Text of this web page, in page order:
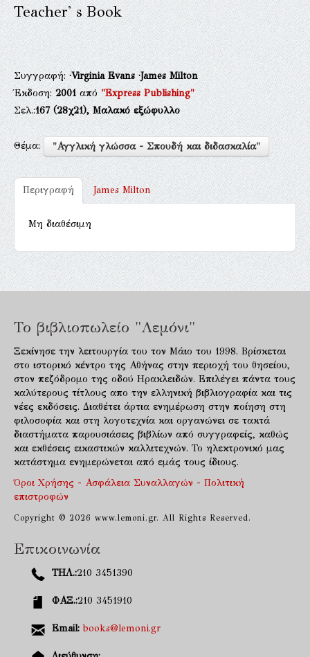
Teacher' s Book
Συγγραφή:·Virginia Evans·James Milton
Έκδοση:2001από"Express Publishing"
Σελ.:167(28χ21), Μαλακό εξώφυλλο
Θέμα: "Αγγλική γλώσσα - Σπουδή και διδασκαλία"
Περιγραφή James Milton
Μη διαθέσιμη
Το βιβλιοπωλείο "Λεμόνι"
Ξεκίνησε την λειτουργία του τον Μάιο του 1998. Βρίσκεται
στο ιστορικό κέντρο της Αθήνας στην περιοχή του θησείου,
στον πεζόδρομο της οδού Ηρακλειδών. Επιλέγει πάντα τους
καλύτερους τίτλους απο την ελληνική βιβλιογραφία και τις
νέες εκδόσεις. Διαθέτει άρτια ενημέρωση στην ποίηση στη
φιλοσοφία και στη λογοτεχνία και οργανώνει σε τακτά
διαστήματα παρουσιάσεις βιβλίων από συγγραφείς, καθώς
και εκθέσεις εικαστικών καλλιτεχνών. Το ηλεκτρονικό μας
κατάστημα ενημερώνεται από εμάς τους ίδιους.
Όροι Χρήσης - Ασφάλεια Συναλλαγών - Πολιτική
επιστροφών
Copyright © 2026 www.lemoni.gr. All Rights Reserved.
Επικοινωνία
ΤΗΛ.:210 3451390
ΦΑΞ.:210 3451910
Email: books@lemoni.gr